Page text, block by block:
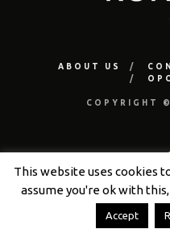
ABOUT US
COPYRIGHT
This website uses cookies
assume you're ok with
Accept